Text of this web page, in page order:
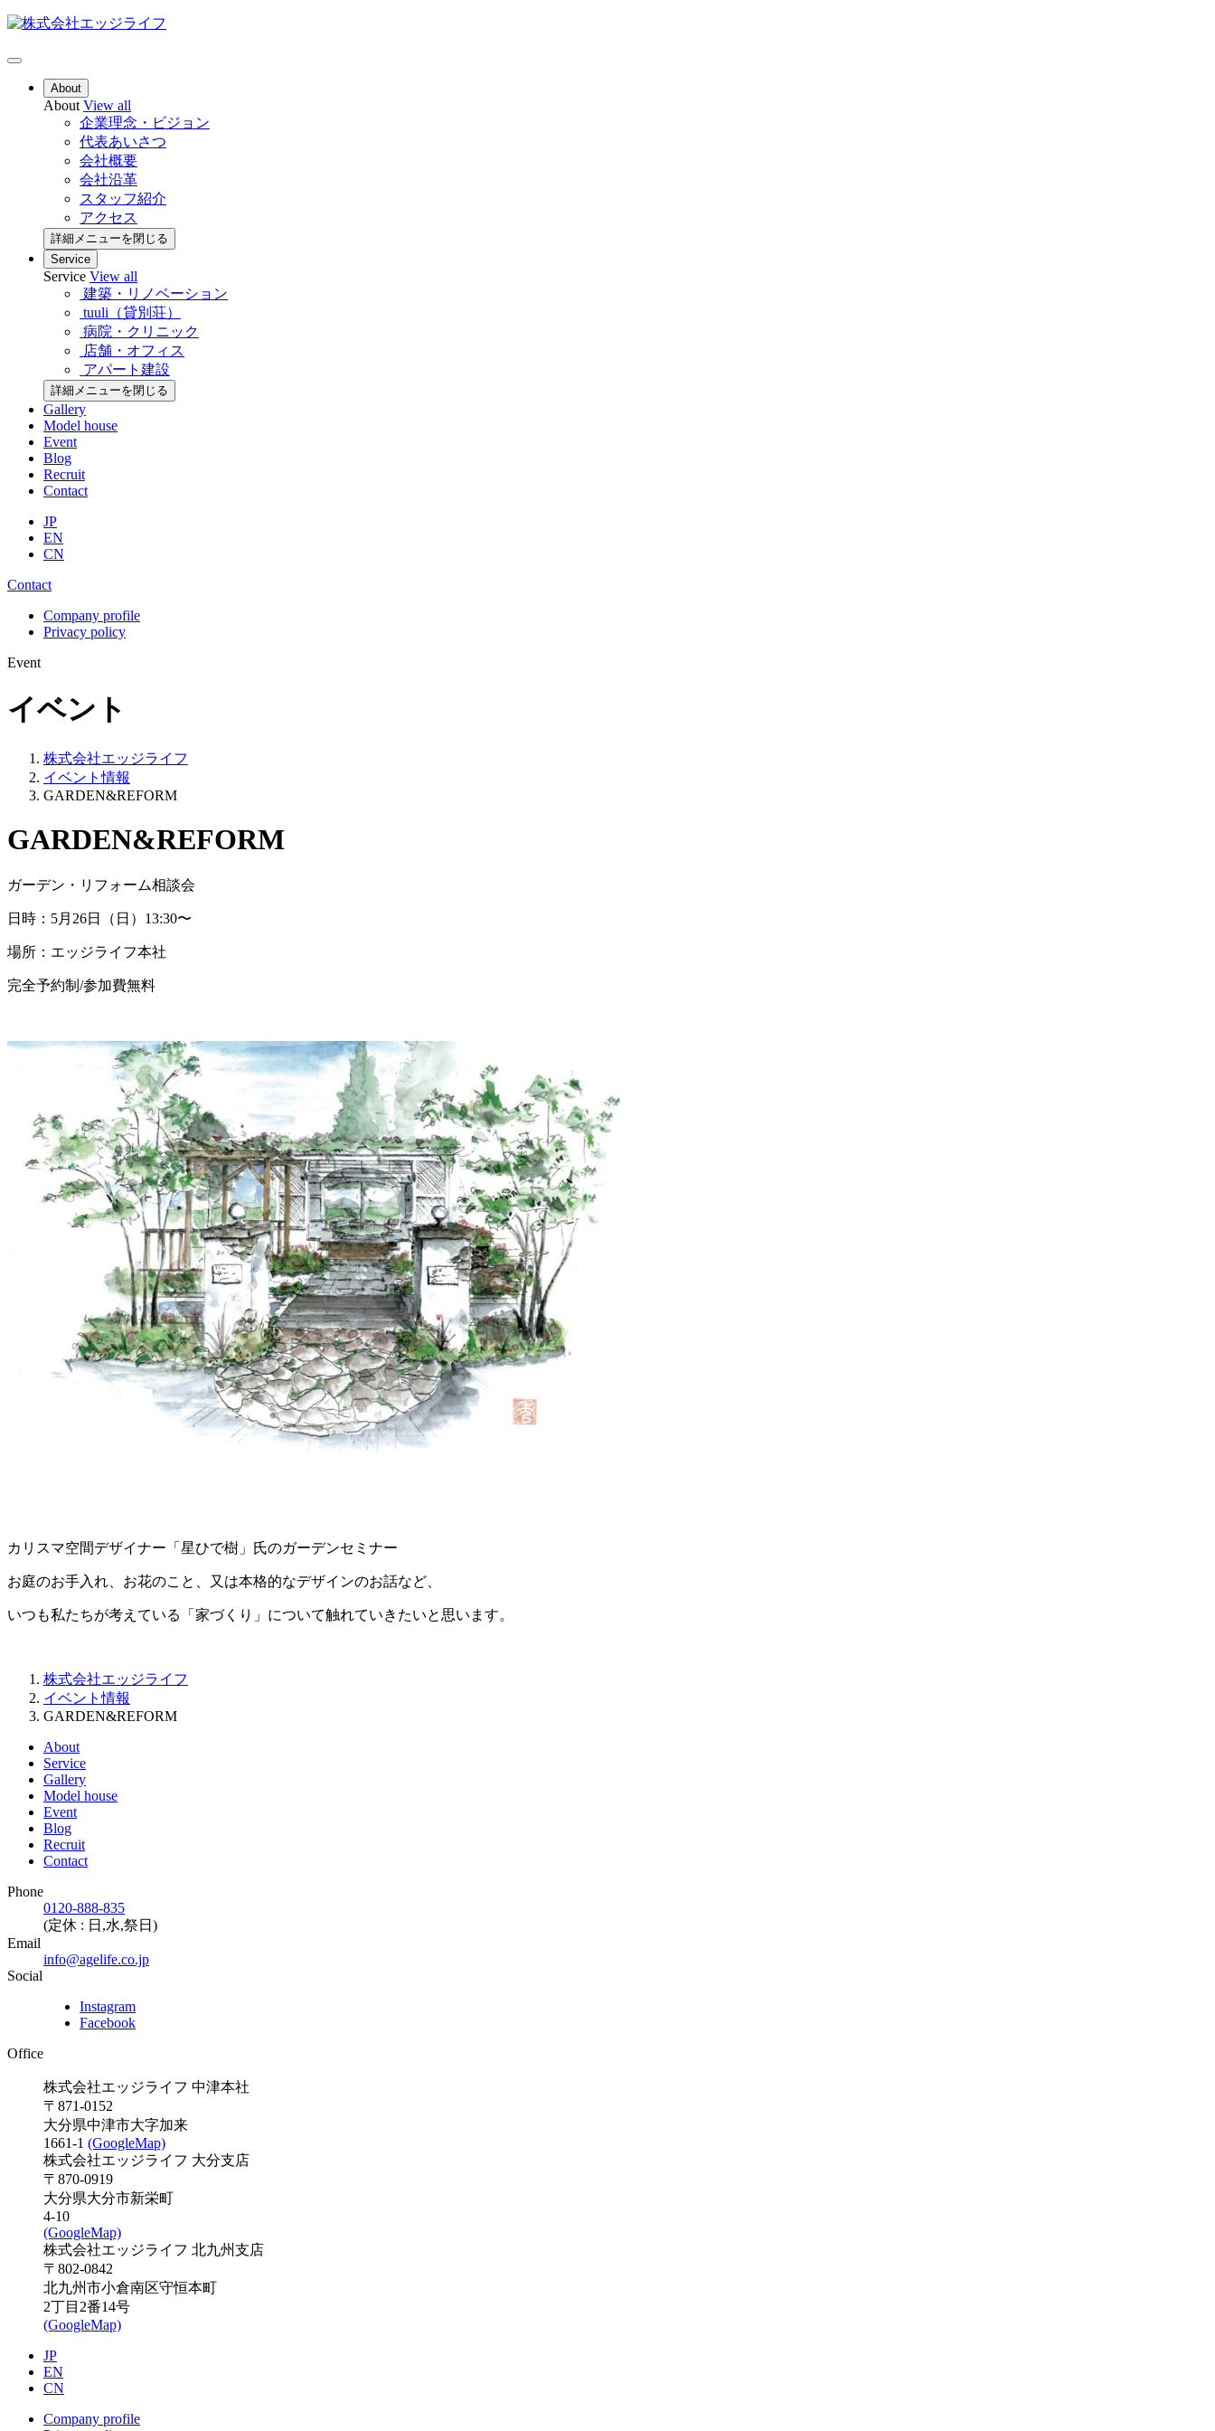
About
About View all
企業理念・ビジョン
代表あいさつ
会社概要
会社沿革
スタッフ紹介
アクセス
詳細メニューを閉じる
Service
Service View all
建築・リノベーション
tuuli（貸別荘）
病院・クリニック
店舗・オフィス
アパート建設
詳細メニューを閉じる
Gallery
Model house
Event
Blog
Recruit
Contact
JP
EN
CN
Contact
Company profile
Privacy policy
Event
イベント
株式会社エッジライフ
イベント情報
GARDEN&REFORM
GARDEN&REFORM
ガーデン・リフォーム相談会
日時：5月26日（日）13:30〜
場所：エッジライフ本社
完全予約制/参加費無料
カリスマ空間デザイナー「星ひで樹」氏のガーデンセミナー
お庭のお手入れ、お花のこと、又は本格的なデザインのお話など、
いつも私たちが考えている「家づくり」について触れていきたいと思います。
株式会社エッジライフ
イベント情報
GARDEN&REFORM
About
Service
Gallery
Model house
Event
Blog
Recruit
Contact
Phone
0120-888-835
(定休 : 日,水,祭日)
Email
info@agelife.co.jp
Social
Instagram
Facebook
Office
株式会社エッジライフ 中津本社
〒871-0152
大分県中津市大字加来
1661-1 (GoogleMap)
株式会社エッジライフ 大分支店
〒870-0919
大分県大分市新栄町
4-10
(GoogleMap)
株式会社エッジライフ 北九州支店
〒802-0842
北九州市小倉南区守恒本町
2丁目2番14号
(GoogleMap)
JP
EN
CN
Company profile